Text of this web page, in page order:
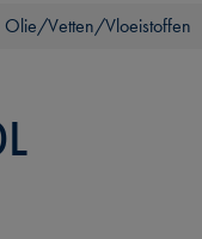
Olie/Vetten/Vloeistoffen